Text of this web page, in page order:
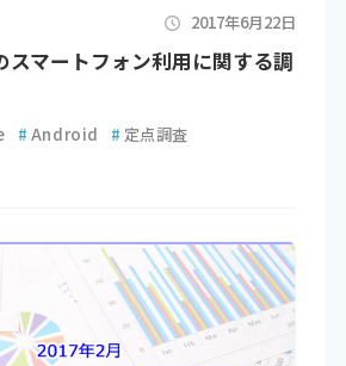
2017年6月22日
スマートフォン利用に関する調
# Android # 定点調査